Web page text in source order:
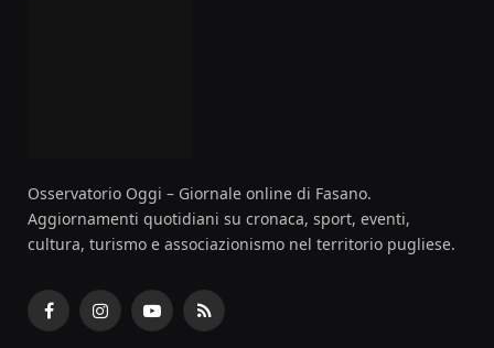
Osservatorio Oggi – Giornale online di Fasano.
Aggiornamenti quotidiani su cronaca, sport, eventi,
cultura, turismo e associazionismo nel territorio pugliese.
FacebookInstagramYouTubeRSS